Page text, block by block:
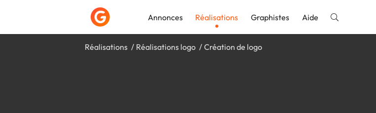
Annonces Réalisations Graphistes Aide
Réalisations Réalisations logo Création de logo